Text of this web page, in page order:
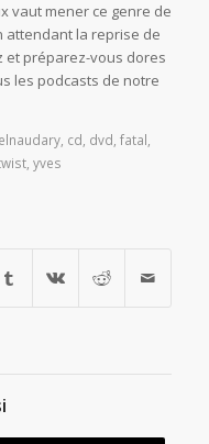
vaut mener ce genre de
attendant la reprise de
et préparez-vous dores
les podcasts de notre
, cd dvd fatal
, yves